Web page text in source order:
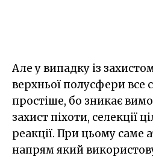
Але у випадку із
верхньої полусфери все
простіше, бо зникає
захист піхоти, селекції
реакції. При цьому саме
напрям який